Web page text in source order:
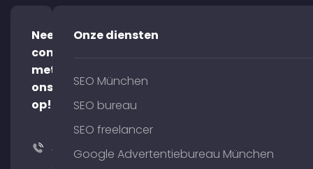
Neem
contact
met
ons
op!
+49
Onze diensten
SEO München
SEO bureau
SEO freelancer
Google Advertentiebureau München